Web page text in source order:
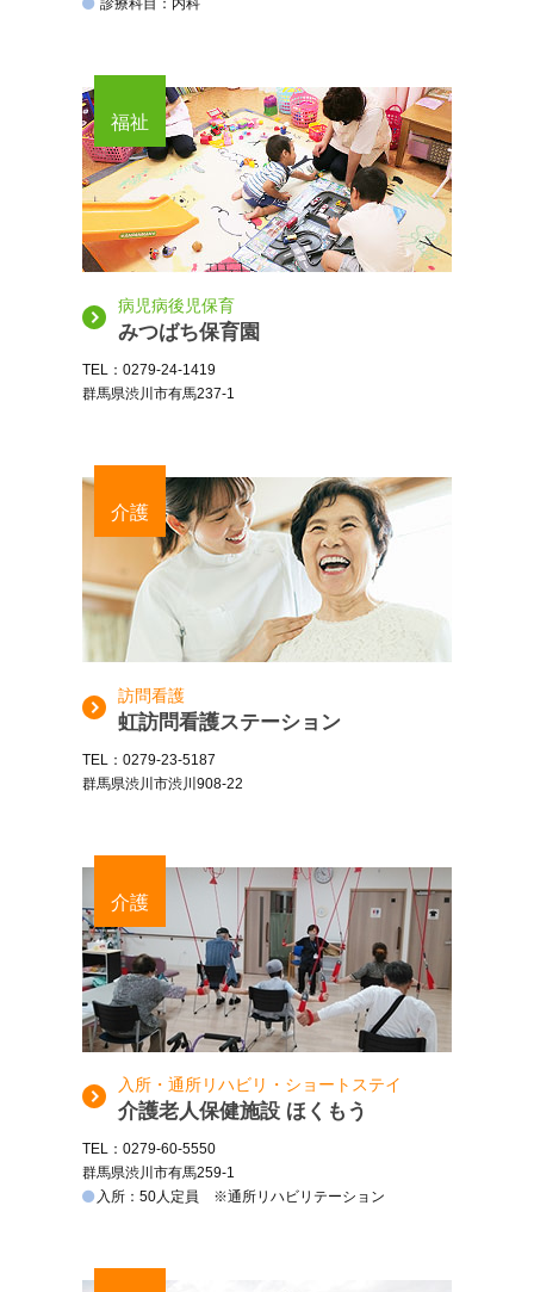
診療科目：内科
福祉
病児病後児保育
みつばち保育園
TEL：0279-24-1419
群馬県渋川市有馬237-1
介護
訪問看護
虹訪問看護ステーション
TEL：0279-23-5187
群馬県渋川市渋川908-22
介護
入所・通所リハビリ・ショートステイ
介護老人保健施設 ほくもう
TEL：0279-60-5550
群馬県渋川市有馬259-1
入所：50人定員 ※通所リハビリテーション